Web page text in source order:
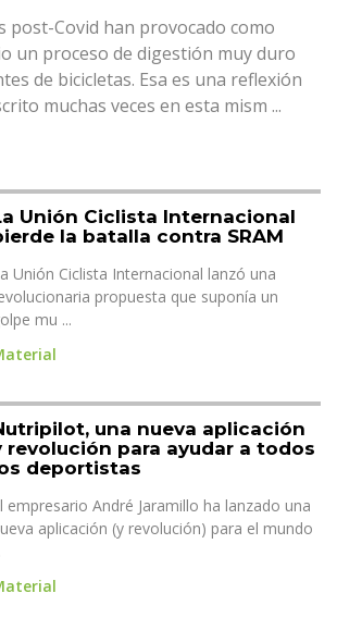
post-Covid han provocado como
un proceso de digestión muy duro
de bicicletas. Esa es una reflexión
muchas veces en esta mism ...
Unión Ciclista Internacional
la batalla contra SRAM
Unión Ciclista Internacional lanzó una
propuesta que suponía un
mu ...
una nueva aplicación
revolución para ayudar a todos
deportistas
empresario André Jaramillo ha lanzado una
aplicación (y revolución) para el mundo